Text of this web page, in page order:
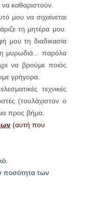
να καθαριστούν.
μου να σιχαίνεται
τη μητέρα μου.
μου τη διαδικασία
μυρωδιά... παρόλα
να βρούμε ποιός
γρήγορα.
τεχνικές
(τουλάχιστον ο
προς βήμα.
(αυτή που
ποσότητα των